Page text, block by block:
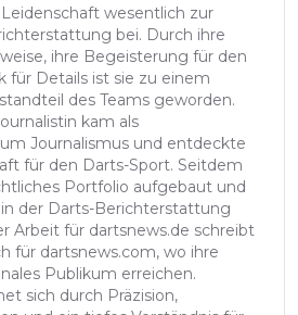
wesentlich zur
bei. Durch ihre
ihre Begeisterung für den
für Details ist sie zu einem
des Teams geworden.
kam als
Journalismus und entdeckte
für den Darts-Sport. Seitdem
Portfolio aufgebaut und
der Darts-Berichterstattung
Arbeit für dartsnews.de schreibt
für dartsnews.com, wo ihre
Publikum erreichen.
sich durch Präzision,